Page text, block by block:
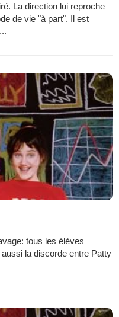
La direction lui reproche
de vie "à part". Il est
tous les élèves
la discorde entre Patty